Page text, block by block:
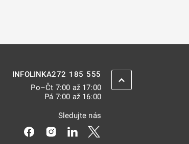
INFOLINKA272 185 555
Po–Čt 7:00 až 17:00
Pá 7:00 až 16:00
Sledujte nás
Odkaz se otevře na nové kartě
Odkaz se otevře na nové kartě
Odkaz se otevře na nové
ZPĚT NAHORU